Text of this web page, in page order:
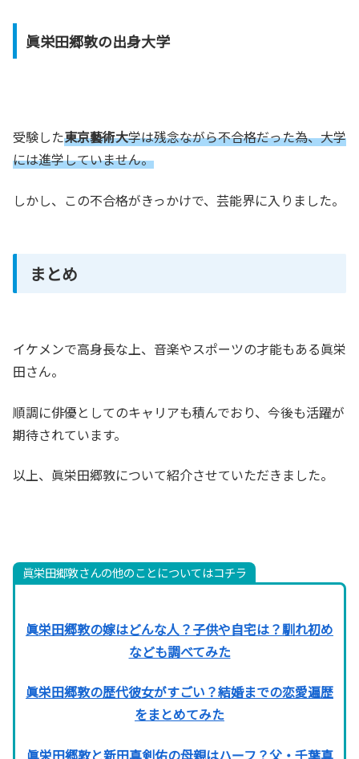
眞栄田郷敦の出身大学
受験した東京藝術大学は残念ながら不合格だった為、大学
には進学していません。
しかし、この不合格がきっかけで、芸能界に入りました。
まとめ
イケメンで高身長な上、音楽やスポーツの才能もある眞栄
田さん。
順調に俳優としてのキャリアも積んでおり、 今後も活躍が
期待されています。
以上、眞栄田郷敦について紹介させていただきました。
眞栄田郷敦さんの他のことについてはコチラ
眞栄田郷敦の嫁はどんな人？子供や自宅は？馴れ初め
なども調べてみた
眞栄田郷敦の歴代彼女がすごい？結婚までの恋愛遍歴
をまとめてみた
眞栄田郷敦と新田真剣佑の母親はハーフ？父・千葉真